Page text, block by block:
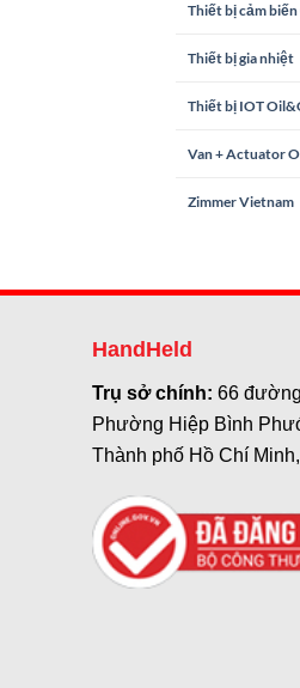
Thiết bị cảm
Thiết bị gia nhiệt
Thiết bị IOT
Van + Actuator
Zimmer Vietnam
HandHeld
Trụ sở chính: 66
Phường Hiệp Bình
Thành phố Hồ Chí